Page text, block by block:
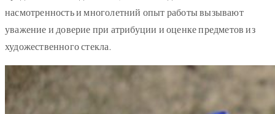
насмотренность и многолетний опыт работы вызывают
уважение и доверие при атрибуции и оценке предметов из
художественного стекла.